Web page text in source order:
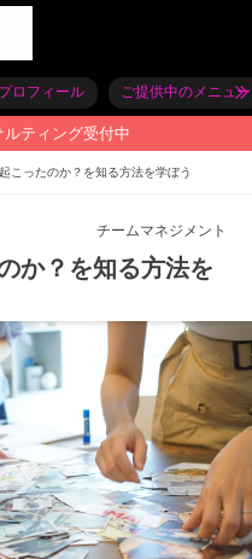
ロフィール ご提供中のメニュー
ティング受付中
こったのか？を知る方法を学ぼう
チームマネジメント
か？を知る方法を